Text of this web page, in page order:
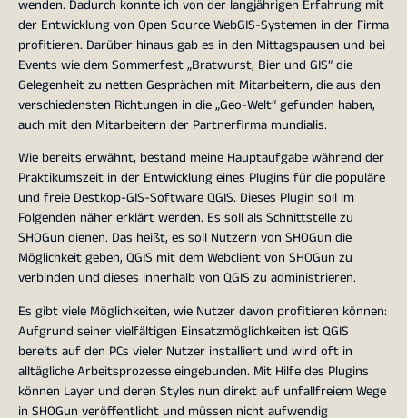
wenden. Dadurch konnte ich von der langjährigen Erfahrung mit
der Entwicklung von Open Source WebGIS-Systemen in der Firma
profitieren. Darüber hinaus gab es in den Mittagspausen und bei
Events wie dem Sommerfest „Bratwurst, Bier und GIS“ die
Gelegenheit zu netten Gesprächen mit Mitarbeitern, die aus den
verschiedensten Richtungen in die „Geo-Welt“ gefunden haben,
auch mit den Mitarbeitern der Partnerfirma mundialis.
Wie bereits erwähnt, bestand meine Hauptaufgabe während der
Praktikumszeit in der Entwicklung eines Plugins für die populäre
und freie Destkop-GIS-Software QGIS. Dieses Plugin soll im
Folgenden näher erklärt werden. Es soll als Schnittstelle zu
SHOGun dienen. Das heißt, es soll Nutzern von SHOGun die
Möglichkeit geben, QGIS mit dem Webclient von SHOGun zu
verbinden und dieses innerhalb von QGIS zu administrieren.
Es gibt viele Möglichkeiten, wie Nutzer davon profitieren können:
Aufgrund seiner vielfältigen Einsatzmöglichkeiten ist QGIS
bereits auf den PCs vieler Nutzer installiert und wird oft in
alltägliche Arbeitsprozesse eingebunden. Mit Hilfe des Plugins
können Layer und deren Styles nun direkt auf unfallfreiem Wege
in SHOGun veröffentlicht und müssen nicht aufwendig